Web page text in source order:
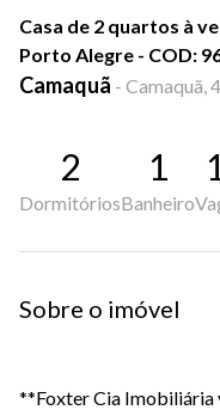
Casa de 2 quartos à
Porto Alegre - COD:
Camaquã - Camaquã,
2
Dormitórios
1
Banheiro
Sobre o imóvel
**Foxter Cia Imobiliária